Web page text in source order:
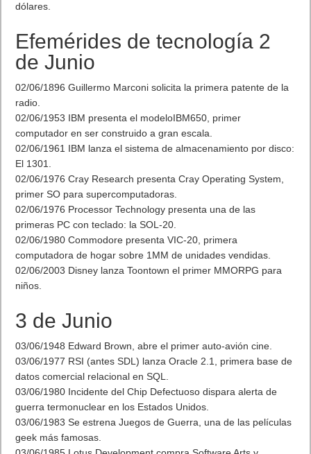
dólares.
Efemérides de tecnología 2
de Junio
02/06/1896 Guillermo Marconi solicita la primera patente de la
radio.
02/06/1953 IBM presenta el modeloIBM650, primer
computador en ser construido a gran escala.
02/06/1961 IBM lanza el sistema de almacenamiento por disco:
El 1301.
02/06/1976 Cray Research presenta Cray Operating System,
primer SO para supercomputadoras.
02/06/1976 Processor Technology presenta una de las
primeras PC con teclado: la SOL-20.
02/06/1980 Commodore presenta VIC-20, primera
computadora de hogar sobre 1MM de unidades vendidas.
02/06/2003 Disney lanza Toontown el primer MMORPG para
niños.
3 de Junio
03/06/1948 Edward Brown, abre el primer auto-avión cine.
03/06/1977 RSI (antes SDL) lanza Oracle 2.1, primera base de
datos comercial relacional en SQL.
03/06/1980 Incidente del Chip Defectuoso dispara alerta de
guerra termonuclear en los Estados Unidos.
03/06/1983 Se estrena Juegos de Guerra, una de las películas
geek más famosas.